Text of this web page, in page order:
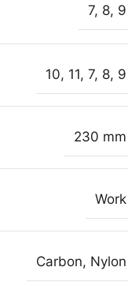
7, 8, 9
10, 11, 7, 8, 9
230 mm
Work
Carbon, Nylon